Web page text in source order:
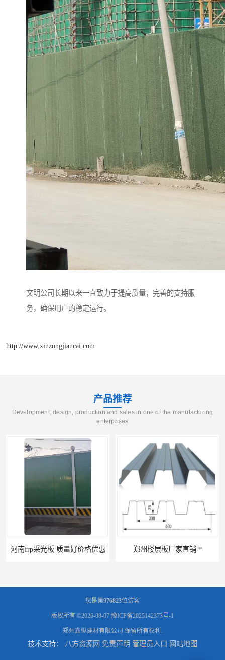
文明公司长期以来一直致力于提高质量，完善的支持服
务，确保用户的稳定运行。
http://www.xinzongjiancai.com
产品推荐
Development, design, production and sales in one of the manufacturing
enterprises
板 质量好价格优惠 郑州楼层板厂家直销 *
您是第976823位访客
版权所有 ©2026-08-07 豫ICP备2025142373号-1
郑州鑫纵建材有限公司 保留所有权利.
技术支持： 八方资源网 免责声明 管理员入口 网站地图